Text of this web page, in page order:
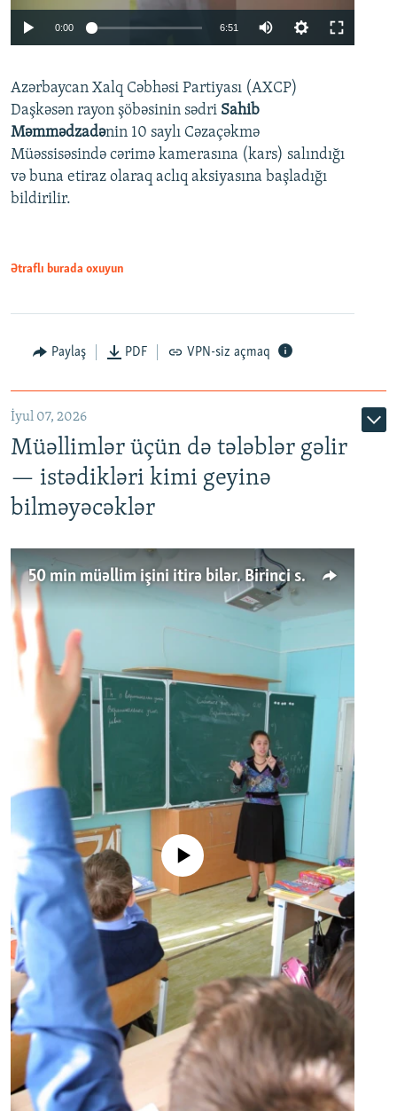
Auto 240p 360p
720p 1080p
0:00 6:51
360p
720p
1080p
Azərbaycan Xalq Cəbhəsi Partiyası (AXCP)
Daşkəsən rayon şöbəsinin sədri Sahib
Məmmədzadənin 10 saylı Cəzaçəkmə
Müəssisəsində cərimə kamerasına (kars) salındığı
və buna etiraz olaraq aclıq aksiyasına başladığı
bildirilir.
Ətraflı burada oxuyun
Paylaş PDF VPN-siz açmaq
İyul 07, 2026
Müəllimlər üçün də tələblər gəlir
— istədikləri kimi geyinə
bilməyəcəklər
50 min müəllim işini itirə bilər. Birinci sinfə gedənlər azalır
No media source currently available